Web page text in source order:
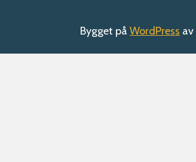
Bygget på WordPress av